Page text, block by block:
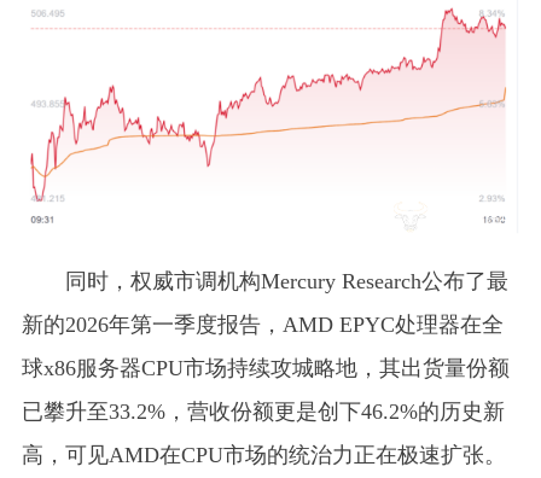
同时，权威市调机构Mercury Research公布了最
新的2026年第一季度报告，AMD EPYC处理器在全
球x86服务器CPU市场持续攻城略地，其出货量份额
已攀升至33.2%，营收份额更是创下46.2%的历史新
高，可见AMD在CPU市场的统治力正在极速扩张。